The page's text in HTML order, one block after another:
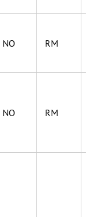
NO RM
NO RM